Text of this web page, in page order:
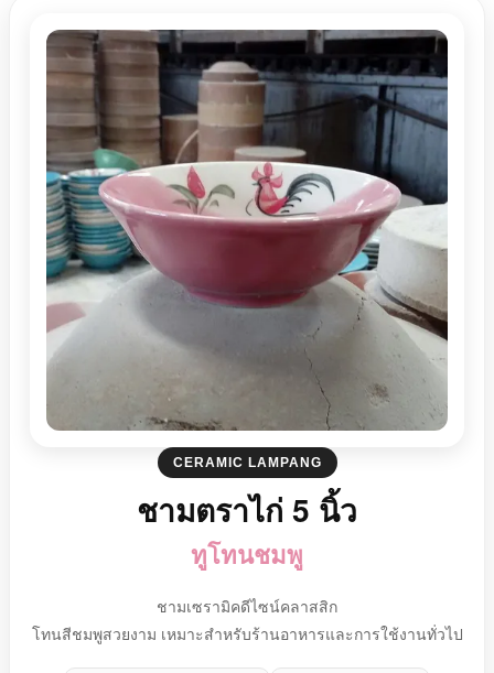
CERAMIC LAMPANG
ชามตราไก่ 5 นิ้ว
ทูโทนชมพู
ชามเซรามิคดีไซน์คลาสสิก
โทนสีชมพูสวยงาม เหมาะสำหรับร้านอาหารและการใช้งานทั่วไป